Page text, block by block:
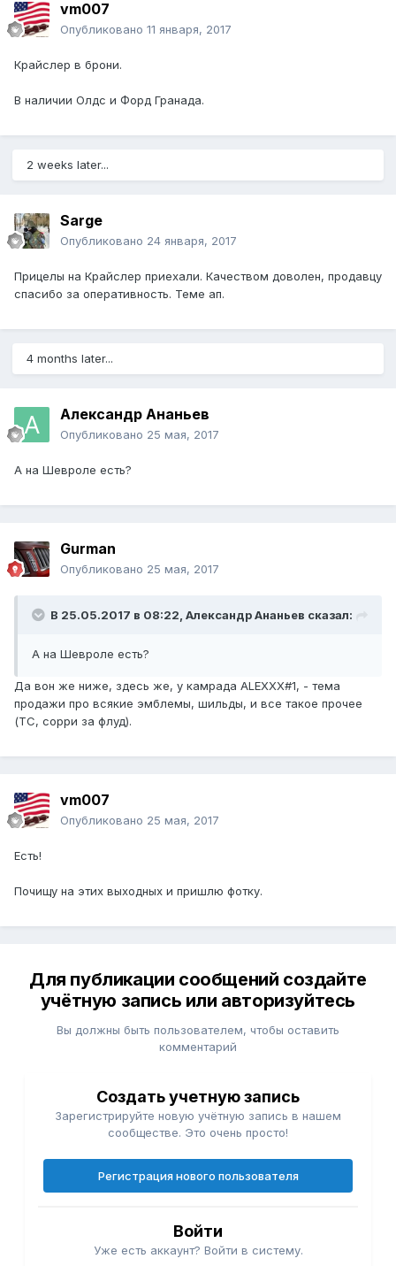
vm007
Опубликовано 11 января, 2017
Крайслер в брони.
В наличии Олдс и Форд Гранада.
2 weeks later...
Sarge
Опубликовано 24 января, 2017
Прицелы на Крайслер приехали. Качеством доволен, продавцу
спасибо за оперативность. Теме ап.
4 months later...
Александр Ананьев
Опубликовано 25 мая, 2017
А на Шевроле есть?
Gurman
Опубликовано 25 мая, 2017
В 25.05.2017 в 08:22, Александр Ананьев сказал:
А на Шевроле есть?
Да вон же ниже, здесь же, у камрада ALEXXX#1, - тема
продажи про всякие эмблемы, шильды, и все такое прочее
(ТС, сорри за флуд).
vm007
Опубликовано 25 мая, 2017
Есть!
Почищу на этих выходных и пришлю фотку.
Для публикации сообщений создайте
учётную запись или авторизуйтесь
Вы должны быть пользователем, чтобы оставить
комментарий
Создать учетную запись
Зарегистрируйте новую учётную запись в нашем
сообществе. Это очень просто!
Регистрация нового пользователя
Войти
Уже есть аккаунт? Войти в систему.